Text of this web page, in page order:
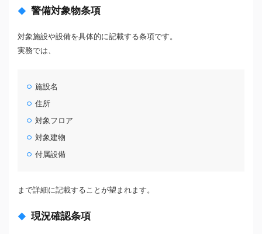
警備対象物条項
対象施設や設備を具体的に記載する条項です。
実務では、
施設名
住所
対象フロア
対象建物
付属設備
まで詳細に記載することが望まれます。
現況確認条項